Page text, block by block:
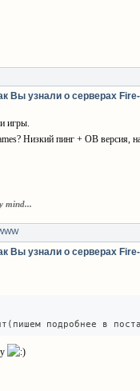
Вы узнали о серверах
игры.
Низкий пинг + OB версия,
mind...
Вы узнали о серверах
подробнее в